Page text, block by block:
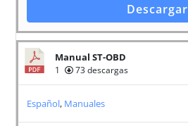
Descargar
Manual ST-OBD
1 73 descargas
Español, Manuales